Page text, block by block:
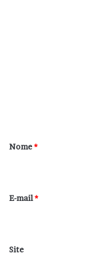
r
*
Nome*
E-mail*
Site